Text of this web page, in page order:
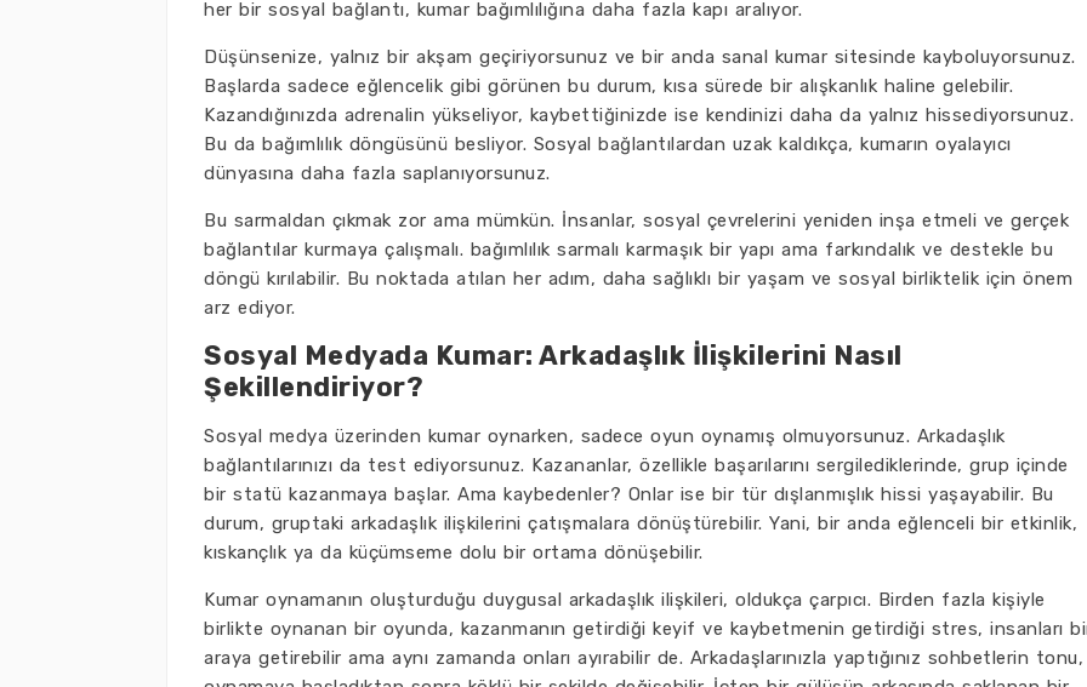
her bir sosyal bağlantı, kumar bağımlılığına daha fazla kapı aralıyor.
Düşünsenize, yalnız bir akşam geçiriyorsunuz ve bir anda sanal kumar sitesinde kayboluyorsunuz.
Başlarda sadece eğlencelik gibi görünen bu durum, kısa sürede bir alışkanlık haline gelebilir.
Kazandığınızda adrenalin yükseliyor, kaybettiğinizde ise kendinizi daha da yalnız hissediyorsunuz.
Bu da bağımlılık döngüsünü besliyor. Sosyal bağlantılardan uzak kaldıkça, kumarın oyalayıcı
dünyasına daha fazla saplanıyorsunuz.
Bu sarmaldan çıkmak zor ama mümkün. İnsanlar, sosyal çevrelerini yeniden inşa etmeli ve gerçek
bağlantılar kurmaya çalışmalı. bağımlılık sarmalı karmaşık bir yapı ama farkındalık ve destekle bu
döngü kırılabilir. Bu noktada atılan her adım, daha sağlıklı bir yaşam ve sosyal birliktelik için önem
arz ediyor.
Sosyal Medyada Kumar: Arkadaşlık İlişkilerini Nasıl
Şekillendiriyor?
Sosyal medya üzerinden kumar oynarken, sadece oyun oynamış olmuyorsunuz. Arkadaşlık
bağlantılarınızı da test ediyorsunuz. Kazananlar, özellikle başarılarını sergilediklerinde, grup içinde
bir statü kazanmaya başlar. Ama kaybedenler? Onlar ise bir tür dışlanmışlık hissi yaşayabilir. Bu
durum, gruptaki arkadaşlık ilişkilerini çatışmalara dönüştürebilir. Yani, bir anda eğlenceli bir etkinlik,
kıskançlık ya da küçümseme dolu bir ortama dönüşebilir.
Kumar oynamanın oluşturduğu duygusal arkadaşlık ilişkileri, oldukça çarpıcı. Birden fazla kişiyle
birlikte oynanan bir oyunda, kazanmanın getirdiği keyif ve kaybetmenin getirdiği stres, insanları
araya getirebilir ama aynı zamanda onları ayırabilir de. Arkadaşlarınızla yaptığınız sohbetlerin tonu,